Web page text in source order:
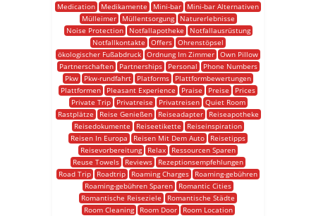
Medication
Medikamente Mini-bar
Mini-bar Alternativen
Mülleimer
Müllentsorgung
Naturerlebnisse
Noise Protection
Notfallapotheke
Notfallausrüstung
Notfallkontakte
Offers Ohrenstöpsel
ökologischer Fußabdruck Ordnung Im Zimmer Own Pillow
Partnerschaften
Partnerships Personal
Phone Numbers
Pkw
Pkw-rundfahrt Platforms
Plattformbewertungen
Plattformen
Pleasant Experience Praise Preise
Prices
Private Trip
Privatreise Privatreisen
Quiet Room
Rastplätze
Reise Genießen Reiseadapter
Reiseapotheke
Reisedokumente
Reiseetikette
Reiseinspiration
Reisen In Europa
Reisen Mit Dem Auto
Reisetipps
Reisevorbereitung
Relax
Ressourcen Sparen
Reuse Towels
Reviews
Rezeptionsempfehlungen
Road Trip
Roadtrip Roaming Charges
Roaming-gebühren
Roaming-gebühren Sparen
Romantic Cities
Romantische Reiseziele
Romantische Städte
Room Cleaning
Room Door
Room Location